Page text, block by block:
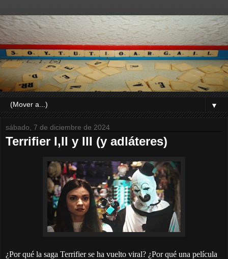
▼
sábado, 7 de diciembre de 2024
Terrifier I,II y III (y adláteres)
¿Por qué la saga Terrifier se ha vuelto viral? ¿Por qué una película